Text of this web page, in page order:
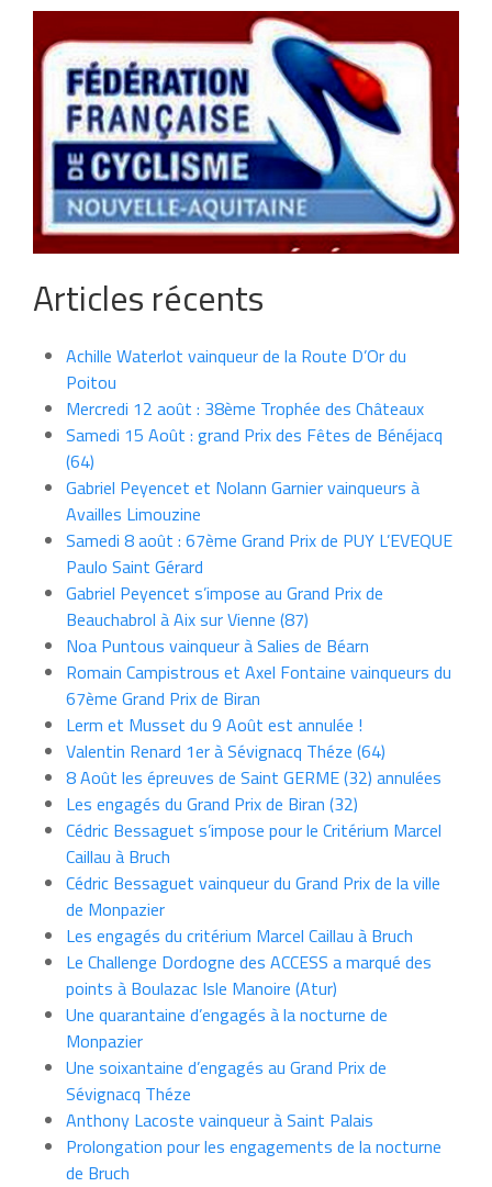
Articles récents
Achille Waterlot vainqueur de la Route D’Or du
Poitou
Mercredi 12 août : 38ème Trophée des Châteaux
Samedi 15 Août : grand Prix des Fêtes de Bénéjacq
(64)
Gabriel Peyencet et Nolann Garnier vainqueurs à
Availles Limouzine
Samedi 8 août : 67ème Grand Prix de PUY L’EVEQUE
Paulo Saint Gérard
Gabriel Peyencet s’impose au Grand Prix de
Beauchabrol à Aix sur Vienne (87)
Noa Puntous vainqueur à Salies de Béarn
Romain Campistrous et Axel Fontaine vainqueurs du
67ème Grand Prix de Biran
Lerm et Musset du 9 Août est annulée !
Valentin Renard 1er à Sévignacq Théze (64)
8 Août les épreuves de Saint GERME (32) annulées
Les engagés du Grand Prix de Biran (32)
Cédric Bessaguet s’impose pour le Critérium Marcel
Caillau à Bruch
Cédric Bessaguet vainqueur du Grand Prix de la ville
de Monpazier
Les engagés du critérium Marcel Caillau à Bruch
Le Challenge Dordogne des ACCESS a marqué des
points à Boulazac Isle Manoire (Atur)
Une quarantaine d’engagés à la nocturne de
Monpazier
Une soixantaine d’engagés au Grand Prix de
Sévignacq Théze
Anthony Lacoste vainqueur à Saint Palais
Prolongation pour les engagements de la nocturne
de Bruch